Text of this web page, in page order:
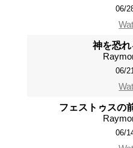
06/
神を恐
06/
フェストゥスの
06/